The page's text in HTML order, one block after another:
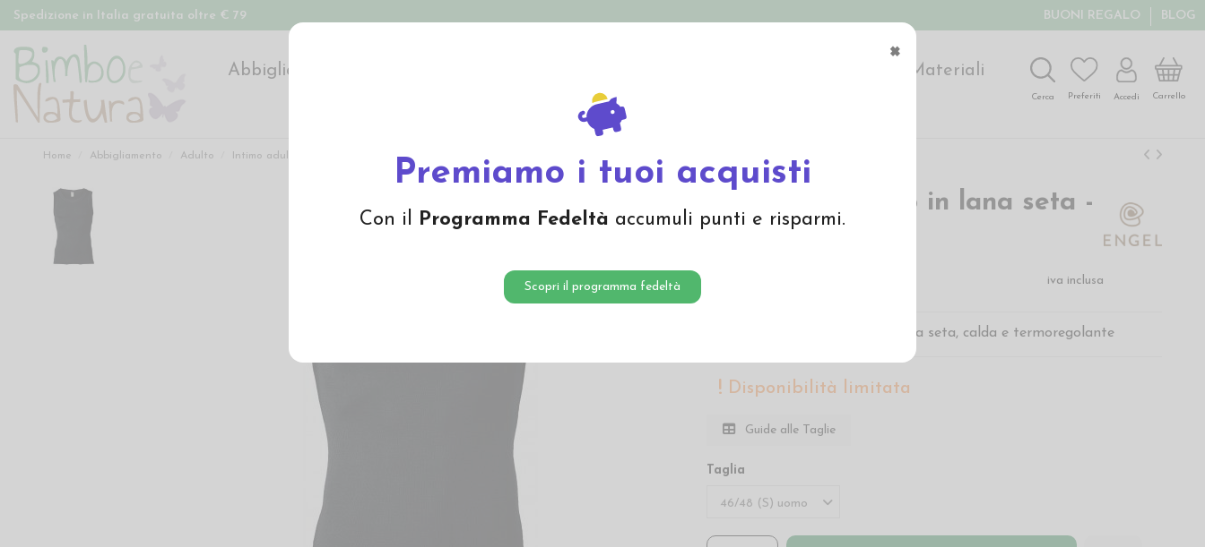
×
Premiamo i tuoi acquisti
Con il Programma Fedeltà accumuli punti e risparmi.
Scopri il programma fedeltà
Spedizione in Italia gratuita oltre € 79 BUONI REGALO BLOG
Abbigliamento
Materiali
Offerte
Cerca Preferiti Accedi Carrello
Home Abbigliamento Adulto Intimo adulto Canottiera uomo in lana seta -col. nero
Canottiera uomo in lana seta -
col. nero
iva inclusa
Canottiera uomo di Engel in lana seta, calda e termoregolante
Disponibilità limitata
Guide alle Taglie
Taglia